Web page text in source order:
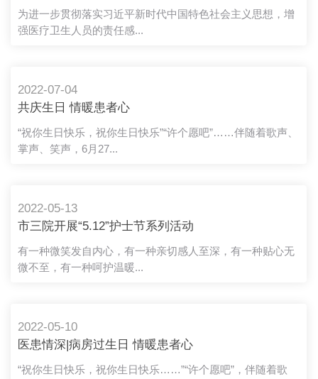
暨廉洁从业专项行动推进会
为进一步贯彻落实习近平新时代中国特色社会主义思想，增
强医疗卫生人员的责任感...
2022-07-04
共庆生日 情暖患者心
“祝你生日快乐，祝你生日快乐”“许个愿吧”……伴随着歌声、
掌声、笑声，6月27...
2022-05-13
市三院开展“5.12”护士节系列活动
有一种微笑发自内心，有一种亲切感人至深，有一种贴心无
微不至，有一种呵护温暖...
2022-05-10
医患情深|病房过生日 情暖患者心
“祝你生日快乐，祝你生日快乐……”“许个愿吧”，伴随着歌